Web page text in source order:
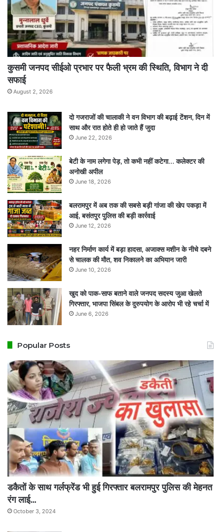
कुसमी जनपद सीईओ प्रभार पर फैली भ्रम की स्थिति, विभाग ने दी
सफाई
August 2, 2026
दो गजराजों की चालाकी ने वन विभाग की बढ़ाई टेंशन, दिन में
साथ और रात होते ही हो जाते हैं जुदा
June 22, 2026
बेटी के नाम लगेगा पेड़, तो कभी नहीं कटेगा… कलेक्टर की
अनोखी अपील
June 18, 2026
बलरामपुर में अब तक की सबसे बड़ी गांजा की खेप पकड़ा में
आई, बसंतपुर पुलिस की बड़ी कार्रवाई
June 12, 2026
नहर निर्माण कार्य में बड़ा हादसा, अजाक्स मशीन के नीचे दबने
से चालक की मौत, शव निकालने का अभियान जारी
June 10, 2026
खुद को पाक-साफ बताने वाले जनपद सदस्य जुआ खेलते
गिरफ्तार, भाजपा सिंबल के दुरुपयोग के आरोप भी रहे चर्चा में
June 6, 2026
Popular Posts
डकैतों के साथ गर्लफ्रेंड भी हुई गिरफ्तार बलरामपुर पुलिस की मेहनत
रंग लाई…
October 3, 2024